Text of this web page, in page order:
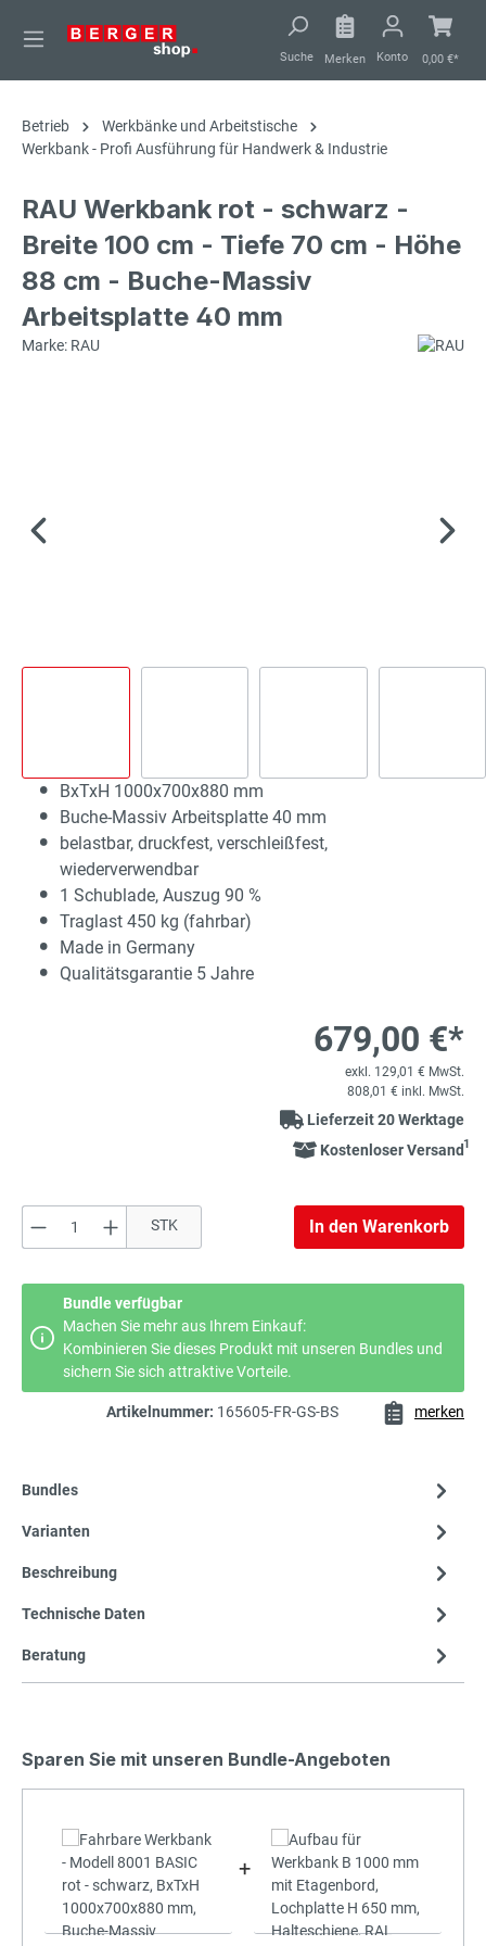
springen
Suche Merken Konto 0,00 €*
Betrieb
Werkbänke und Arbeitstische
Werkbank - Profi Ausführung für Handwerk & Industrie
RAU Werkbank rot - schwarz -
Breite 100 cm - Tiefe 70 cm - Höhe
88 cm - Buche-Massiv
Arbeitsplatte 40 mm
Marke: RAU
BxTxH 1000x700x880 mm
Buche-Massiv Arbeitsplatte 40 mm
belastbar, druckfest, verschleißfest,
wiederverwendbar
1 Schublade, Auszug 90 %
Traglast 450 kg (fahrbar)
Made in Germany
Qualitätsgarantie 5 Jahre
679,00 €*
exkl. 129,01 € MwSt.
808,01 € inkl. MwSt.
Lieferzeit 20 Werktage
Kostenloser Versand1
Produkt Anzahl: Gib den gewünschten
STK In den Warenkorb
Bundle verfügbar
Machen Sie mehr aus Ihrem Einkauf:
Kombinieren Sie dieses Produkt mit unseren Bundles und
sichern Sie sich attraktive Vorteile.
Artikelnummer: 165605-FR-GS-BS merken
Bundles
Varianten
Beschreibung
Technische Daten
Beratung
Sparen Sie mit unseren Bundle-Angeboten
+